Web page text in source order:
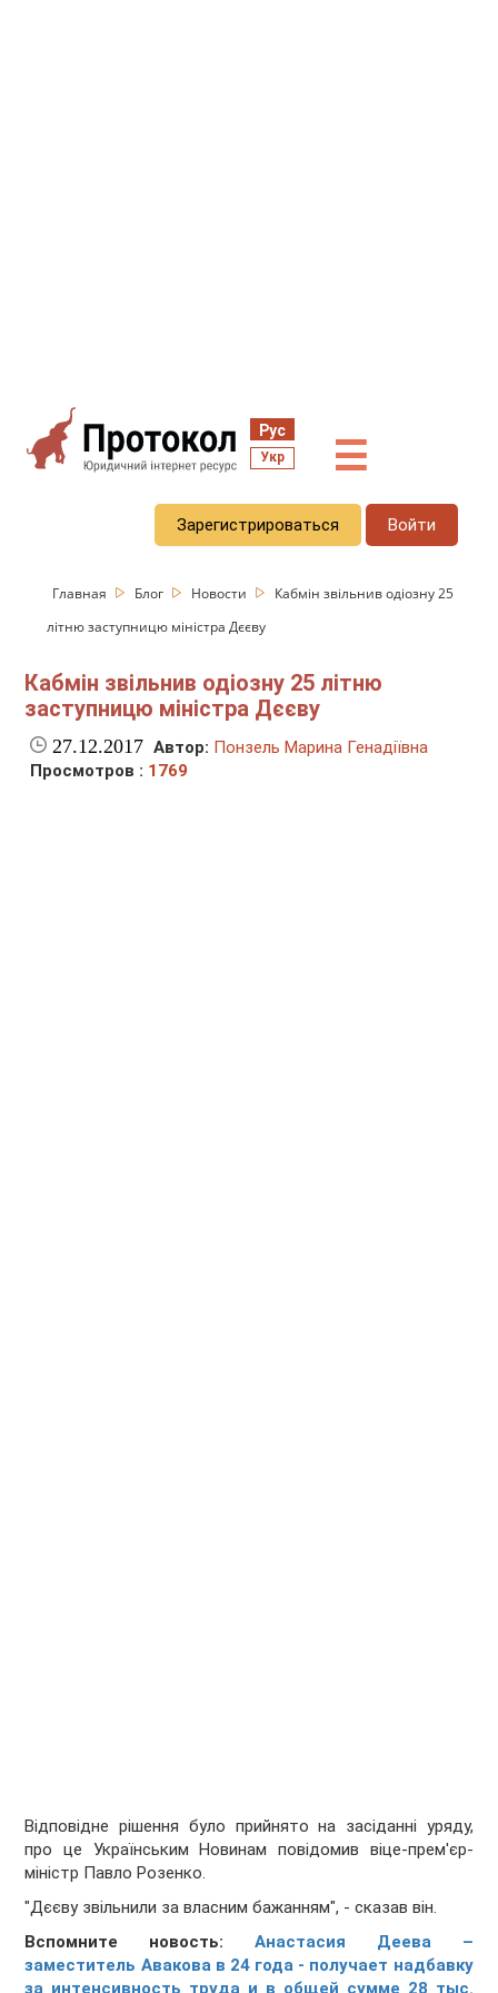
Рус
Укр ☰
Зарегистрироваться Войти
Главная Блог Новости
Кабмін звільнив одіозну 25
літню заступницю міністра Дєєву
Кабмін звільнив одіозну 25 літню
заступницю міністра Дєєву
27.12.2017 Автор: Понзель Марина Генадіївна
Просмотров : 1769
Відповідне рішення було прийнято на засіданні уряду,
про це Українським Новинам повідомив віце-прем'єр-
міністр Павло Розенко.
"Дєєву звільнили за власним бажанням", - сказав він.
Вспомните новость: Анастасия Деева –
заместитель Авакова в 24 года - получает надбавку
за интенсивность труда и в общей сумме 28 тыс.